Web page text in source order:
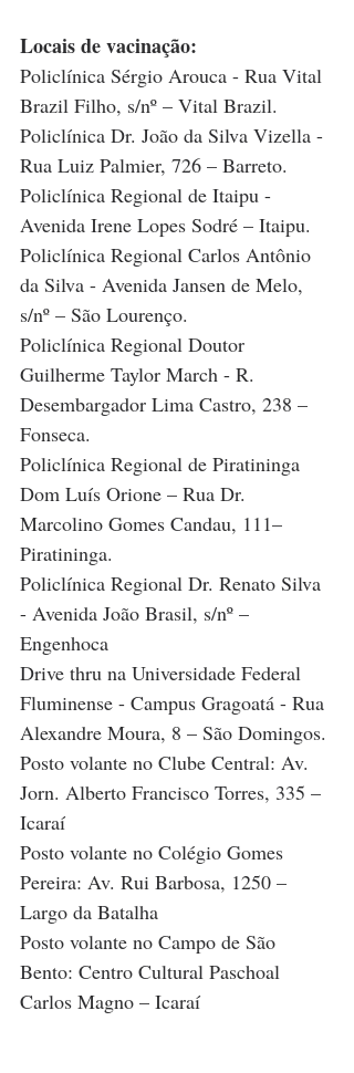
Locais de vacinação:
Policlínica Sérgio Arouca - Rua Vital
Brazil Filho, s/nº – Vital Brazil.
Policlínica Dr. João da Silva Vizella -
Rua Luiz Palmier, 726 – Barreto.
Policlínica Regional de Itaipu -
Avenida Irene Lopes Sodré – Itaipu.
Policlínica Regional Carlos Antônio
da Silva - Avenida Jansen de Melo,
s/nº – São Lourenço.
Policlínica Regional Doutor
Guilherme Taylor March - R.
Desembargador Lima Castro, 238 –
Fonseca.
Policlínica Regional de Piratininga
Dom Luís Orione – Rua Dr.
Marcolino Gomes Candau, 111–
Piratininga.
Policlínica Regional Dr. Renato Silva
- Avenida João Brasil, s/nº –
Engenhoca
Drive thru na Universidade Federal
Fluminense - Campus Gragoatá - Rua
Alexandre Moura, 8 – São Domingos.
Posto volante no Clube Central: Av.
Jorn. Alberto Francisco Torres, 335 –
Icaraí
Posto volante no Colégio Gomes
Pereira: Av. Rui Barbosa, 1250 –
Largo da Batalha
Posto volante no Campo de São
Bento: Centro Cultural Paschoal
Carlos Magno – Icaraí